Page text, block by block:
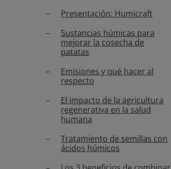
Presentación: Humicraft
Sustancias húmicas para
mejorar la cosecha de
patatas
Emisiones y qué hacer al
respecto
El impacto de la agricultura
regenerativa en la salud
humana
Tratamiento de semillas con
ácidos húmicos